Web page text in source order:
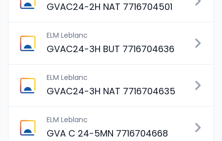
GVAC24-2H NAT 7716704501
ELM Leblanc
GVAC24-3H BUT 7716704636
ELM Leblanc
GVAC24-3H NAT 7716704635
ELM Leblanc
GVA C 24-5MN 7716704668